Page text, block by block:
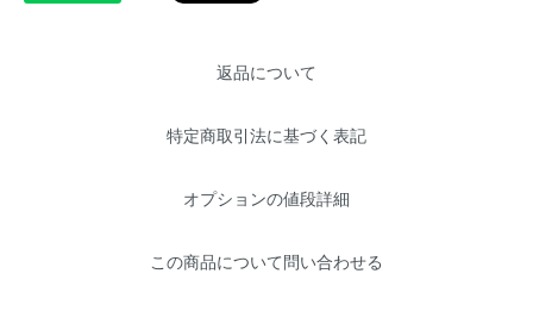
返品について
特定商取引法に基づく表記
オプションの値段詳細
この商品について問い合わせる